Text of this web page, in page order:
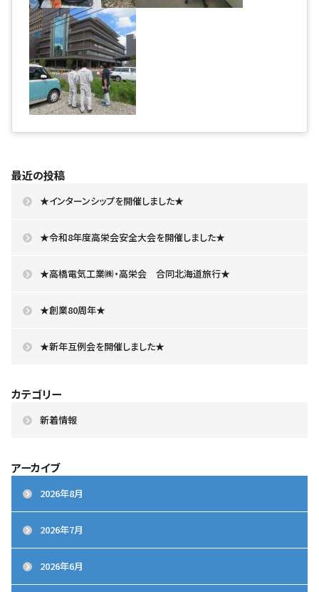
最近の投稿
★インターンシップを開催しました★
★令和8年度高栄会安全大会を開催しました★
★高橋電気工業㈱・高栄会 合同北海道旅行★
★創業80周年★
★新年互例会を開催しました★
カテゴリー
新着情報
アーカイブ
2026年8月
2026年7月
2026年6月